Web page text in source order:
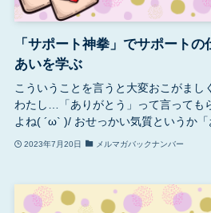
「サポート神拳」でサポート
あいを学ぶ
こういうことを言うと大変おこがまし
わたし…「ありがとう」って言っても
よね( ´ω` )/ おせっかい気質というか「
2023年7月20日 メルマガバックナンバー